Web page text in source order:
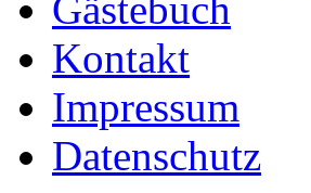
Gästebuch
Kontakt
Impressum
Datenschutz